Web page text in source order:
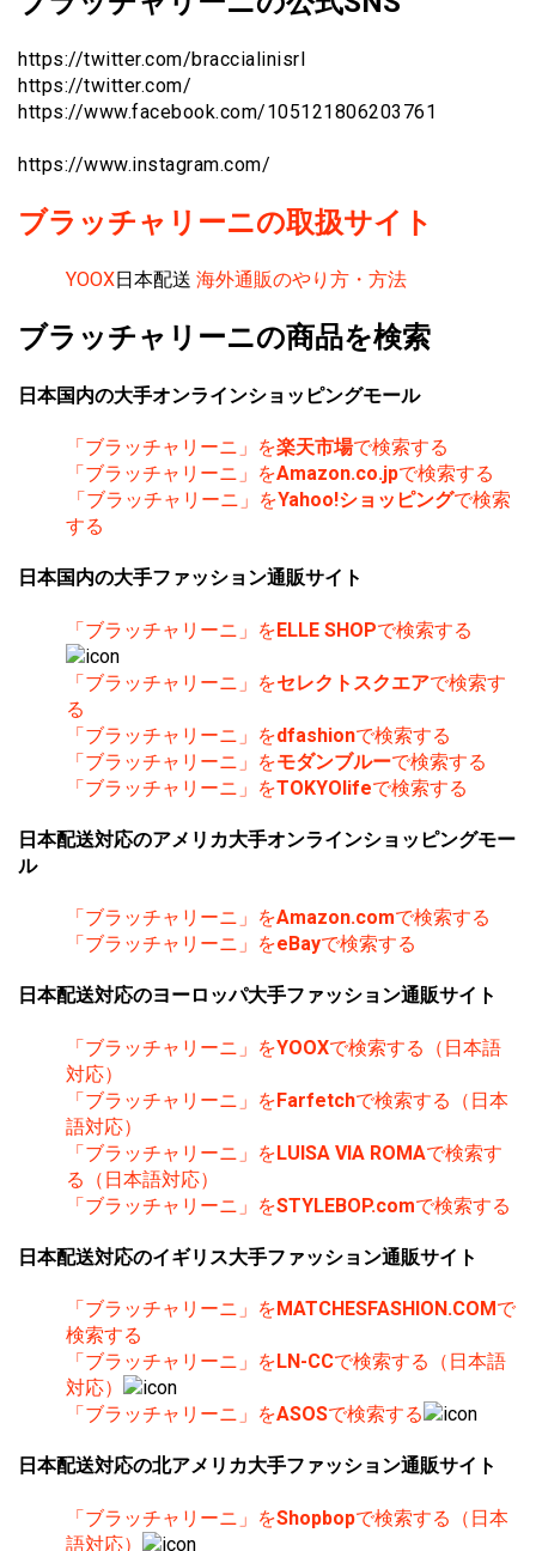
https://twitter.com/braccialinisrl
https://twitter.com/
https://www.facebook.com/105121806203761
https://www.instagram.com/
ブラッチャリーニの取扱サイト
YOOX日本配送 海外通販のやり方・方法
ブラッチャリーニの商品を検索
日本国内の大手オンラインショッピングモール
「ブラッチャリーニ」を楽天市場で検索する
「ブラッチャリーニ」をAmazon.co.jpで検索する
「ブラッチャリーニ」をYahoo!ショッピングで検索
する
日本国内の大手ファッション通販サイト
「ブラッチャリーニ」をELLE SHOPで検索する
「ブラッチャリーニ」をセレクトスクエアで検索す
る
「ブラッチャリーニ」をdfashionで検索する
「ブラッチャリーニ」をモダンブルーで検索する
「ブラッチャリーニ」をTOKYOlifeで検索する
日本配送対応のアメリカ大手オンラインショッピングモー
ル
「ブラッチャリーニ」をAmazon.comで検索する
「ブラッチャリーニ」をeBayで検索する
日本配送対応のヨーロッパ大手ファッション通販サイト
「ブラッチャリーニ」をYOOXで検索する（日本語
対応）
「ブラッチャリーニ」をFarfetchで検索する（日本
語対応）
「ブラッチャリーニ」をLUISA VIA ROMAで検索す
る（日本語対応）
「ブラッチャリーニ」をSTYLEBOP.comで検索する
日本配送対応のイギリス大手ファッション通販サイト
「ブラッチャリーニ」を MATCHESFASHION.COM で
検索する
「ブラッチャリーニ」を LN-CCで検索する（日本語
対応）
「ブラッチャリーニ」をASOSで検索する
日本配送対応の北アメリカ大手ファッション通販サイト
「ブラッチャリーニ」をShopbopで検索する（日本
語対応）